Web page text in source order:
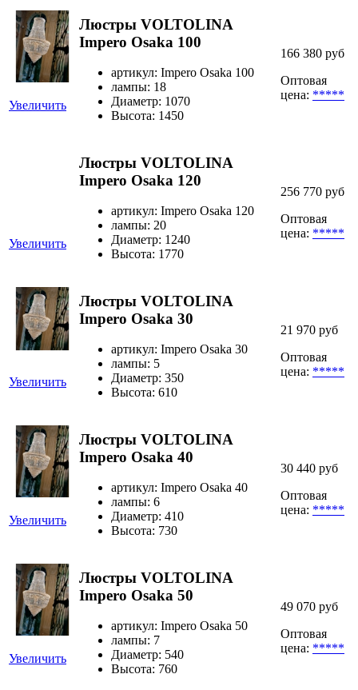
Увеличить
Люстры VOLTOLINA
Impero Osaka 100
артикул: Impero Osaka 100
лампы: 18
Диаметр: 1070
Высота: 1450
166 380 руб
Оптовая
цена: *****
Увеличить
Люстры VOLTOLINA
Impero Osaka 120
артикул: Impero Osaka 120
лампы: 20
Диаметр: 1240
Высота: 1770
256 770 руб
Оптовая
цена: *****
Увеличить
Люстры VOLTOLINA
Impero Osaka 30
артикул: Impero Osaka 30
лампы: 5
Диаметр: 350
Высота: 610
21 970 руб
Оптовая
цена: *****
Увеличить
Люстры VOLTOLINA
Impero Osaka 40
артикул: Impero Osaka 40
лампы: 6
Диаметр: 410
Высота: 730
30 440 руб
Оптовая
цена: *****
Увеличить
Люстры VOLTOLINA
Impero Osaka 50
артикул: Impero Osaka 50
лампы: 7
Диаметр: 540
Высота: 760
49 070 руб
Оптовая
цена: *****